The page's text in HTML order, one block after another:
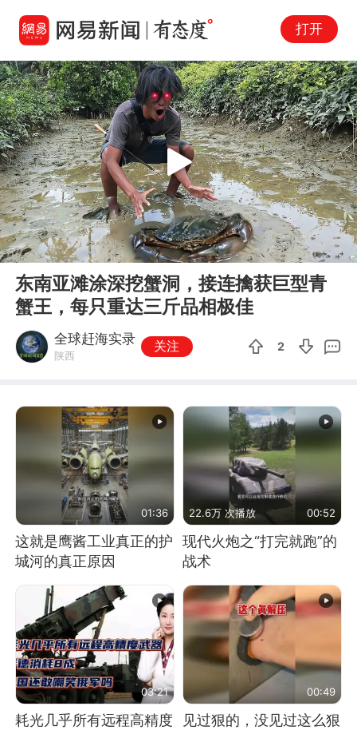
打开
00:00 07:18
Play
东南亚滩涂深挖蟹洞，接连擒获巨型青
蟹王，每只重达三斤品相极佳
全球赶海实录
陕西
关注 2
01:36
这就是鹰酱工业真正的护
城河的真正原因
22.6万 次播放 00:52
现代火炮之“打完就跑”的
战术
03:21
耗光几乎所有远程高精度
00:49
见过狠的，没见过这么狠